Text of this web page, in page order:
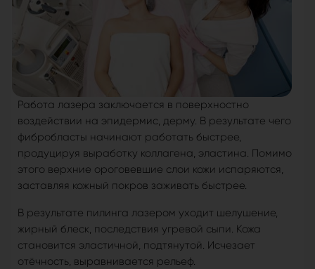
Работа лазера заключается в поверхностно
воздействии на эпидермис, дерму. В результате чего
фибробласты начинают работать быстрее,
продуцируя выработку коллагена, эластина. Помимо
этого верхние ороговевшие слои кожи испаряются,
заставляя кожный покров заживать быстрее.
В результате пилинга лазером уходит шелушение,
жирный блеск, последствия угревой сыпи. Кожа
становится эластичной, подтянутой. Исчезает
отёчность, выравнивается рельеф.